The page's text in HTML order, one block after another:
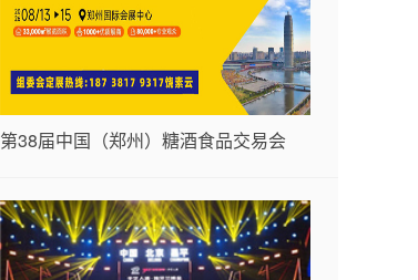
第38届中国（郑州）糖酒食品交易会